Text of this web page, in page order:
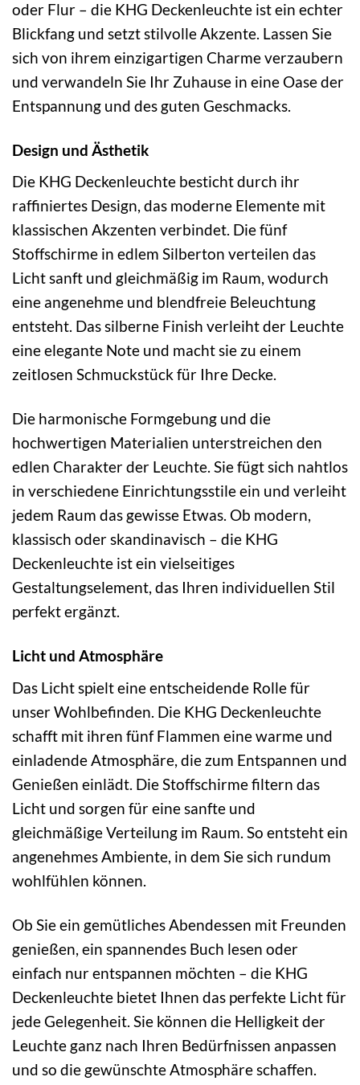
oder Flur – die KHG Deckenleuchte ist ein echter
Blickfang und setzt stilvolle Akzente. Lassen Sie
sich von ihrem einzigartigen Charme verzaubern
und verwandeln Sie Ihr Zuhause in eine Oase der
Entspannung und des guten Geschmacks.
Design und Ästhetik
Die KHG Deckenleuchte besticht durch ihr
raffiniertes Design, das moderne Elemente mit
klassischen Akzenten verbindet. Die fünf
Stoffschirme in edlem Silberton verteilen das
Licht sanft und gleichmäßig im Raum, wodurch
eine angenehme und blendfreie Beleuchtung
entsteht. Das silberne Finish verleiht der Leuchte
eine elegante Note und macht sie zu einem
zeitlosen Schmuckstück für Ihre Decke.
Die harmonische Formgebung und die
hochwertigen Materialien unterstreichen den
edlen Charakter der Leuchte. Sie fügt sich nahtlos
in verschiedene Einrichtungsstile ein und verleiht
jedem Raum das gewisse Etwas. Ob modern,
klassisch oder skandinavisch – die KHG
Deckenleuchte ist ein vielseitiges
Gestaltungselement, das Ihren individuellen Stil
perfekt ergänzt.
Licht und Atmosphäre
Das Licht spielt eine entscheidende Rolle für
unser Wohlbefinden. Die KHG Deckenleuchte
schafft mit ihren fünf Flammen eine warme und
einladende Atmosphäre, die zum Entspannen und
Genießen einlädt. Die Stoffschirme filtern das
Licht und sorgen für eine sanfte und
gleichmäßige Verteilung im Raum. So entsteht ein
angenehmes Ambiente, in dem Sie sich rundum
wohlfühlen können.
Ob Sie ein gemütliches Abendessen mit Freunden
genießen, ein spannendes Buch lesen oder
einfach nur entspannen möchten – die KHG
Deckenleuchte bietet Ihnen das perfekte Licht für
jede Gelegenheit. Sie können die Helligkeit der
Leuchte ganz nach Ihren Bedürfnissen anpassen
und so die gewünschte Atmosphäre schaffen.